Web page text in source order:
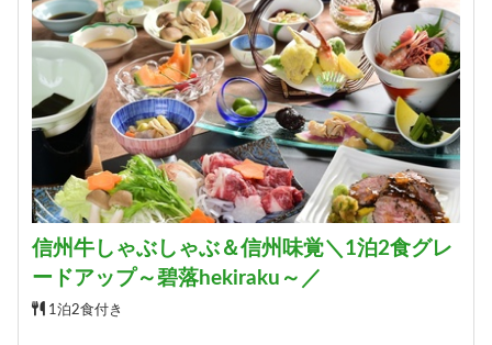
詳細
予約する
信州牛しゃぶしゃぶ＆信州味覚＼1泊2食グレ
ードアップ～碧落hekiraku～／
1泊2食付き